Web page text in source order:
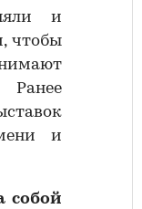
и
чтобы
Ранее
и
собой